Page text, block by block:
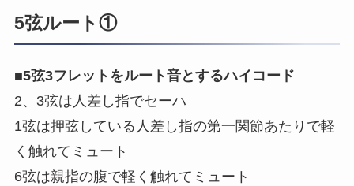
5弦ルート①
■5弦3フレットをルート音とするハイコード
2、3弦は人差し指でセーハ
1弦は押弦している人差し指の第一関節あたりで軽
く触れてミュート
6弦は親指の腹で軽く触れてミュート